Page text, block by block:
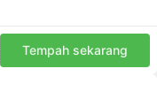
Tempah sekarang